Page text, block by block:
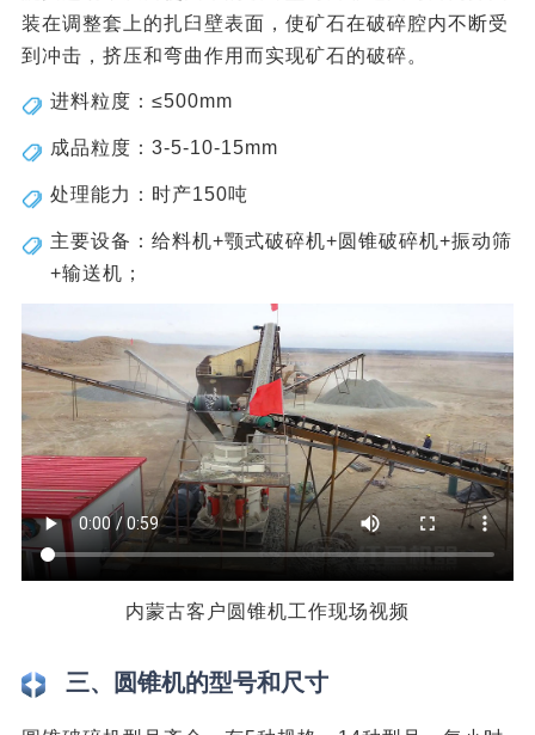
装在调整套上的扎臼壁表面，使矿石在破碎腔内不断受
到冲击，挤压和弯曲作用而实现矿石的破碎。
进料粒度：≤500mm
成品粒度：3-5-10-15mm
处理能力：时产150吨
主要设备：给料机+颚式破碎机+圆锥破碎机+振动筛
+输送机；
内蒙古客户圆锥机工作现场视频
三、圆锥机的型号和尺寸